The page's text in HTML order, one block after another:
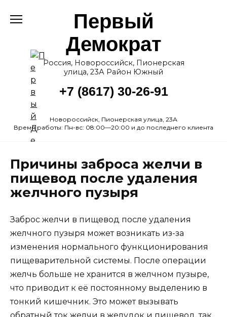
Первый
Демократ
Россия, Новороссийск, Пионерская
улица, 23А Район Южный
+7 (8617) 30-26-91
Новороссийск, Пионерская улица, 23А
Время работы: Пн-вс: 08:00—20:00 и до последнего клиента
Причины заброса желчи в
пищевод после удаления
желчного пузыря
Заброс желчи в пищевод после удаления
желчного пузыря может возникать из-за
изменения нормального функционирования
пищеварительной системы. После операции
желчь больше не хранится в желчном пузыре,
что приводит к её постоянному выделению в
тонкий кишечник. Это может вызывать